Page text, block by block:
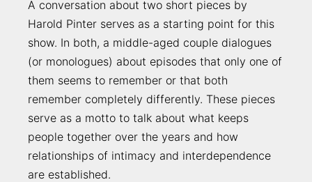
A conversation about two short pieces by
Harold Pinter serves as a starting point for this
show. In both, a middle-aged couple dialogues
(or monologues) about episodes that only one of
them seems to remember or that both
remember completely differently. These pieces
serve as a motto to talk about what keeps
people together over the years and how
relationships of intimacy and interdependence
are established.